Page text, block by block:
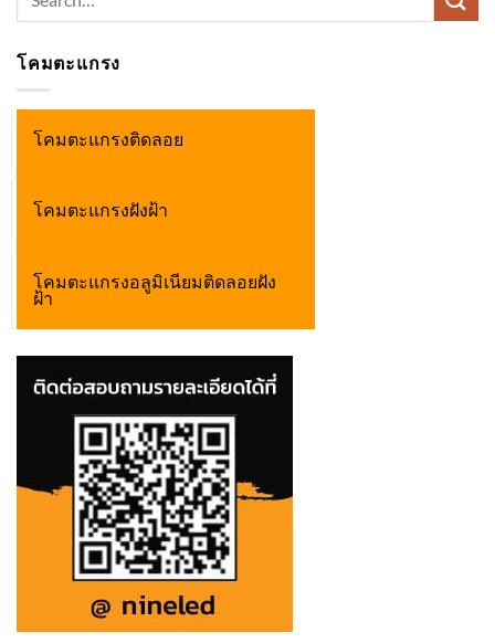
โคมตะแกรง
โคมตะแกรงติดลอย
โคมตะแกรงฝังฝ้า
โคมตะแกรงอลูมิเนียมติดลอยฝัง
ฝ้า